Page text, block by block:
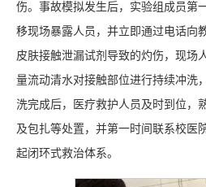
伤。事故模拟发生后，实验组成员第
移现场暴露人员，并立即通过电话向
皮肤接触泄漏试剂导致的灼伤，现场
量流动清水对接触部位进行持续冲洗
洗完成后，医疗救护人员及时到位，
及包扎等处置，并第一时间联系校医
起闭环式救治体系。